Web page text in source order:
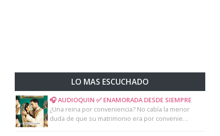
LO MAS ESCUCHADO
🎧 AUDIOQUIN ✅ ENAMORADA DESDE SIEMPRE
¿Una reina por conveniencia? No cabía la menor
duda de que su matrimonio era por convenie…